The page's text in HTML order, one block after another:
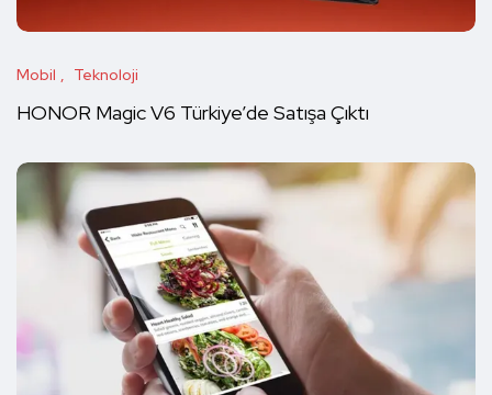
Mobil Teknoloji
HONOR Magic V6 Türkiye’de Satışa Çıktı